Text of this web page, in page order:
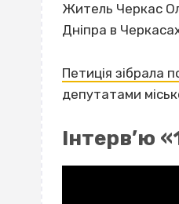
Житель Черкас
Дніпра в
Петиція зібрала
депутатами
Інтерв’ю